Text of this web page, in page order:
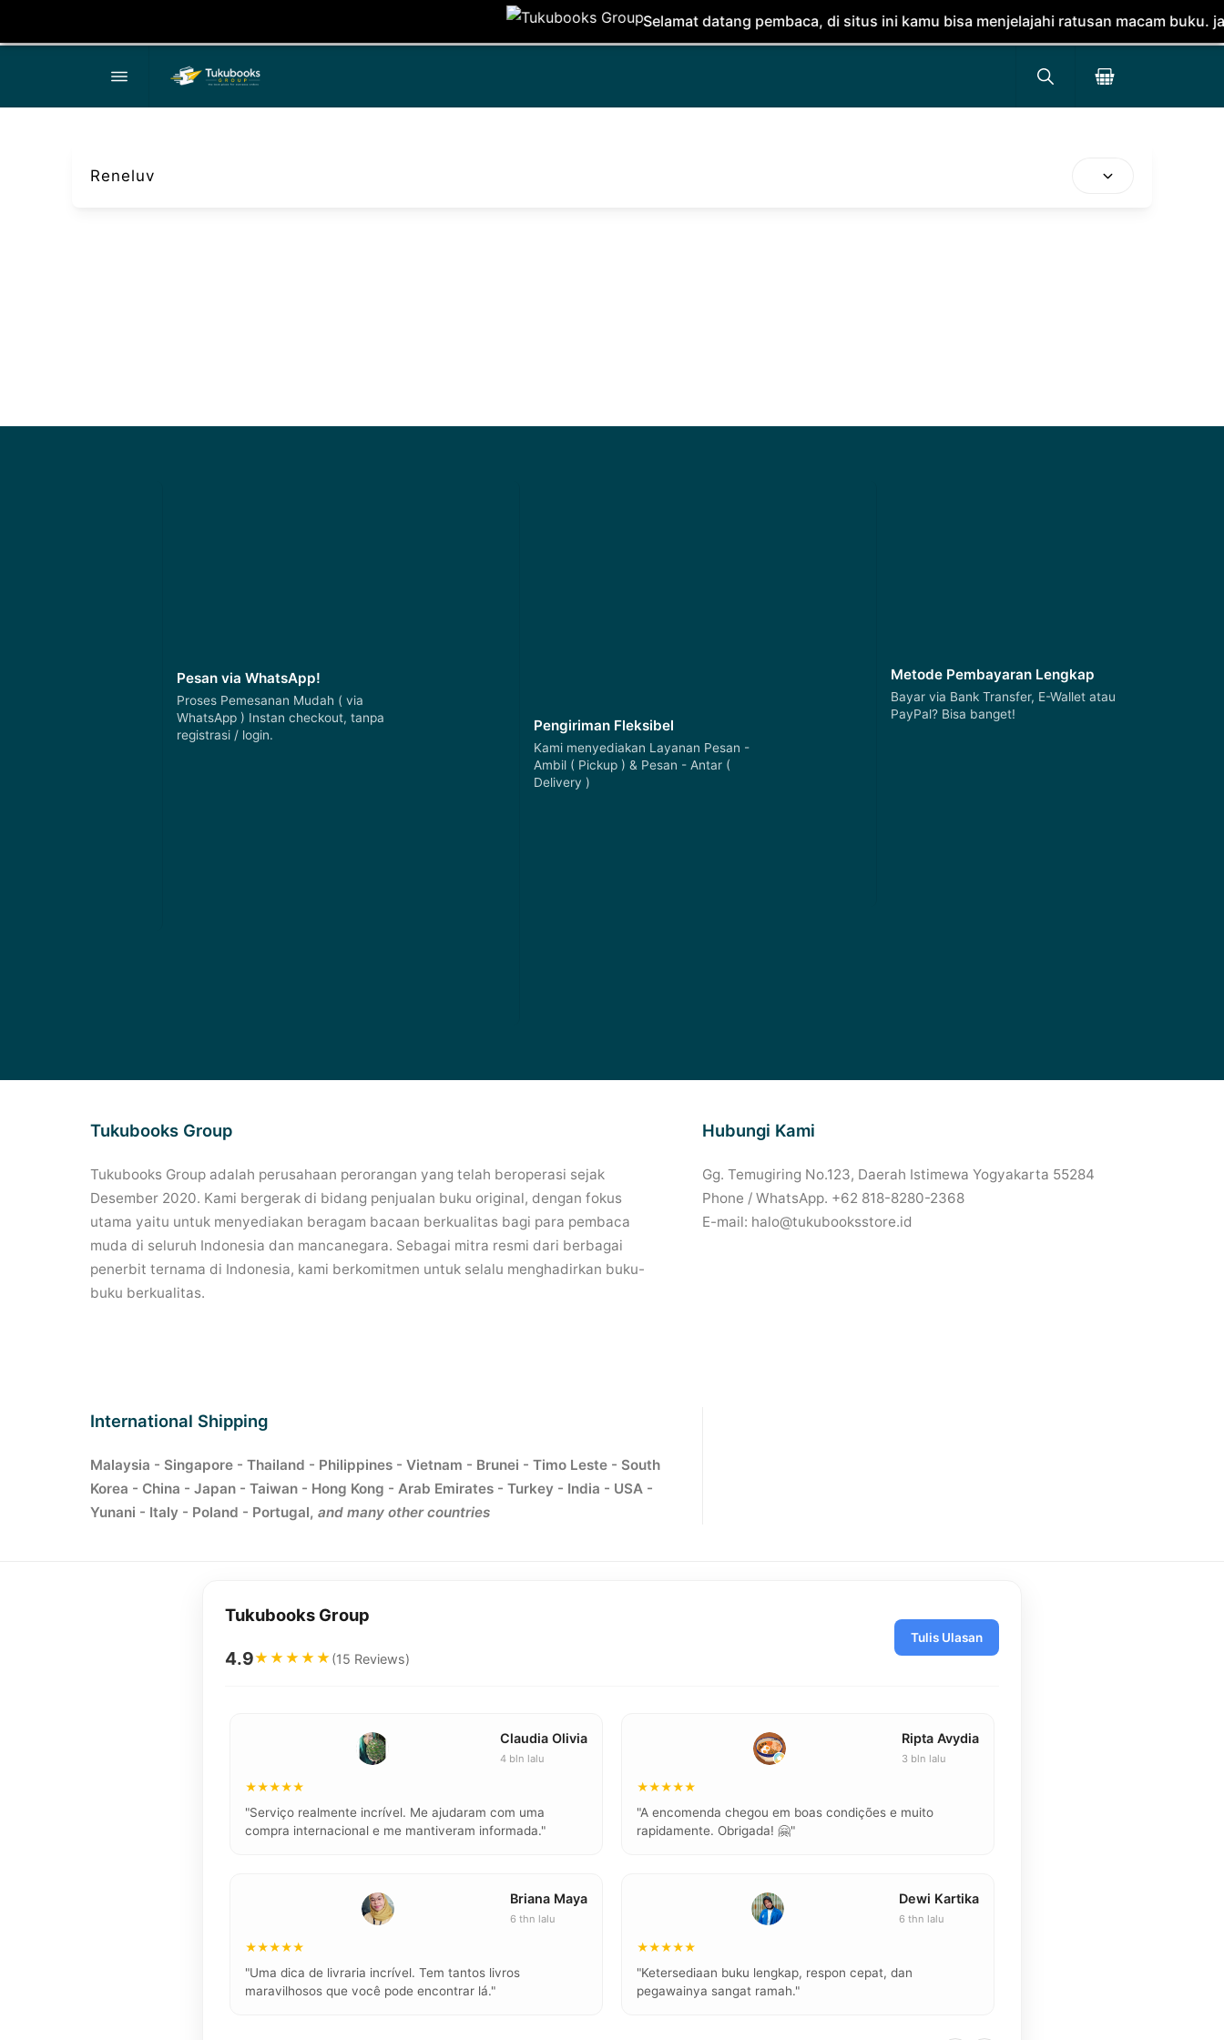
Selamat datang pembaca, di situs ini kamu bisa menjelajahi ratusan macam buku. jangan lupa
Reneluv
Pesan via WhatsApp!
Proses Pemesanan Mudah ( via
WhatsApp ) Instan checkout, tanpa
registrasi / login.
Pengiriman Fleksibel
Kami menyediakan Layanan Pesan -
Ambil ( Pickup ) & Pesan - Antar (
Delivery )
Metode Pembayaran Lengkap
Bayar via Bank Transfer, E-Wallet atau
PayPal? Bisa banget!
Tukubooks Group
Tukubooks Group adalah perusahaan perorangan yang telah beroperasi sejak
Desember 2020. Kami bergerak di bidang penjualan buku original, dengan fokus
utama yaitu untuk menyediakan beragam bacaan berkualitas bagi para pembaca
muda di seluruh Indonesia dan mancanegara. Sebagai mitra resmi dari berbagai
penerbit ternama di Indonesia, kami berkomitmen untuk selalu menghadirkan buku-
buku berkualitas.
Hubungi Kami
Gg. Temugiring No.123, Daerah Istimewa Yogyakarta 55284
Phone / WhatsApp. +62 818-8280-2368
E-mail: halo@tukubooksstore.id
International Shipping
Malaysia - Singapore - Thailand - Philippines - Vietnam - Brunei - Timo Leste - South
Korea - China - Japan - Taiwan - Hong Kong - Arab Emirates - Turkey - India - USA -
Yunani - Italy - Poland - Portugal, and many other countries
Tukubooks Group
4.9★★★★★(15 Reviews)
Tulis Ulasan
Claudia Olivia
4 bln lalu
★★★★★
"Serviço realmente incrível. Me ajudaram com uma
compra internacional e me mantiveram informada."
Ripta Avydia
3 bln lalu
★★★★★
"A encomenda chegou em boas condições e muito
rapidamente. Obrigada! 🤗"
Briana Maya
6 thn lalu
★★★★★
"Uma dica de livraria incrível. Tem tantos livros
maravilhosos que você pode encontrar lá."
Dewi Kartika
6 thn lalu
★★★★★
"Ketersediaan buku lengkap, respon cepat, dan
pegawainya sangat ramah."